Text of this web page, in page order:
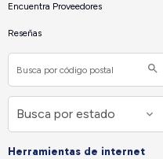
Encuentra Proveedores
Reseñas
Herramientas de internet